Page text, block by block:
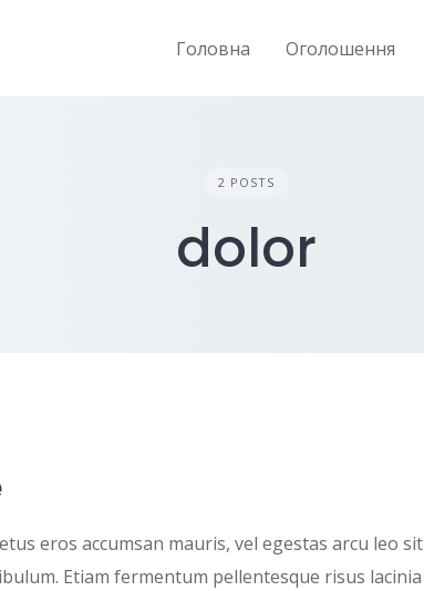
Головна Оголошення
2 POSTS
dolor
eros accumsan mauris, vel egestas arcu leo sit
Etiam fermentum pellentesque risus lacinia